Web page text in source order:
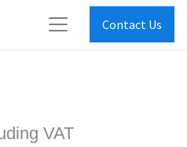
Contact Us
VAT